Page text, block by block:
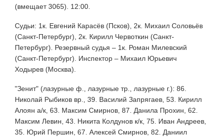
(вмещает 3065). 12:00.
Судьи: 1к. Евгений Карасёв (Псков), 2к. Михаил Соловьёв
(Санкт-Петербург), 2к. Кирилл Червоткин (Санкт-
Петербург). Резервный судья – 1к. Роман Милевский
(Санкт-Петербург). Инспектор – Михаил Юрьевич
Ходырев (Москва).
"Зенит" (лазурные ф., лазурные тр., лазурные г.): 86.
Николай Рыбиков вр., 39. Василий Запрягаев, 53. Кирилл
Алоян а/к, 63. Максим Смирнов, 87. Данила Прохин, 62.
Максим Левин, 43. Никита Колдунов к/к, 75. Иван Андреев,
35. Юрий Першин, 67. Алексей Смирнов, 82. Даниил